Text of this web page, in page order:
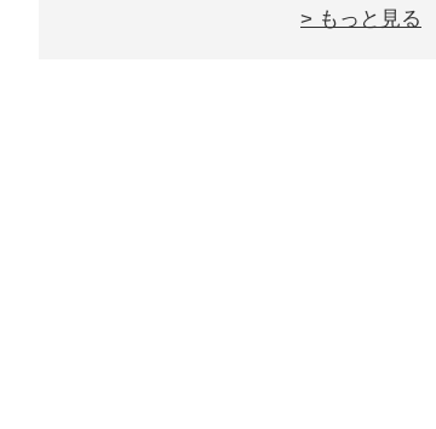
> もっと見る